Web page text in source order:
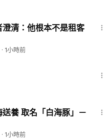
· 1小時前
· 1小時前